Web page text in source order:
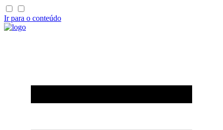
Ir para o conteúdo